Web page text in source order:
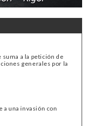
suma a la petición de
generales por la
a una invasión con